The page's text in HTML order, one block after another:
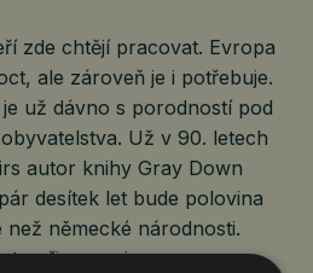
zde chtějí pracovat. Evropa
ale zároveň je i potřebuje.
už dávno s porodností pod
Už v 90. letech
autor knihy Gray Down
desítek let bude polovina
německé národnosti.
to připraveni.